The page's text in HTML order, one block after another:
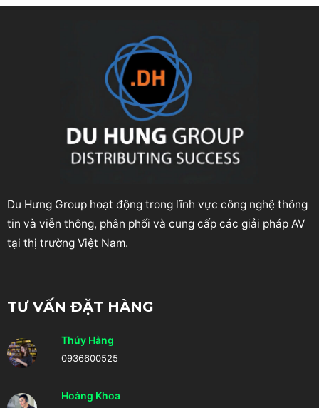
Du Hưng Group hoạt động trong lĩnh vực công nghệ thông
tin và viễn thông, phân phối và cung cấp các giải pháp AV
tại thị trường Việt Nam.
TƯ VẤN ĐẶT HÀNG
Thúy Hằng
0936600525
Hoàng Khoa